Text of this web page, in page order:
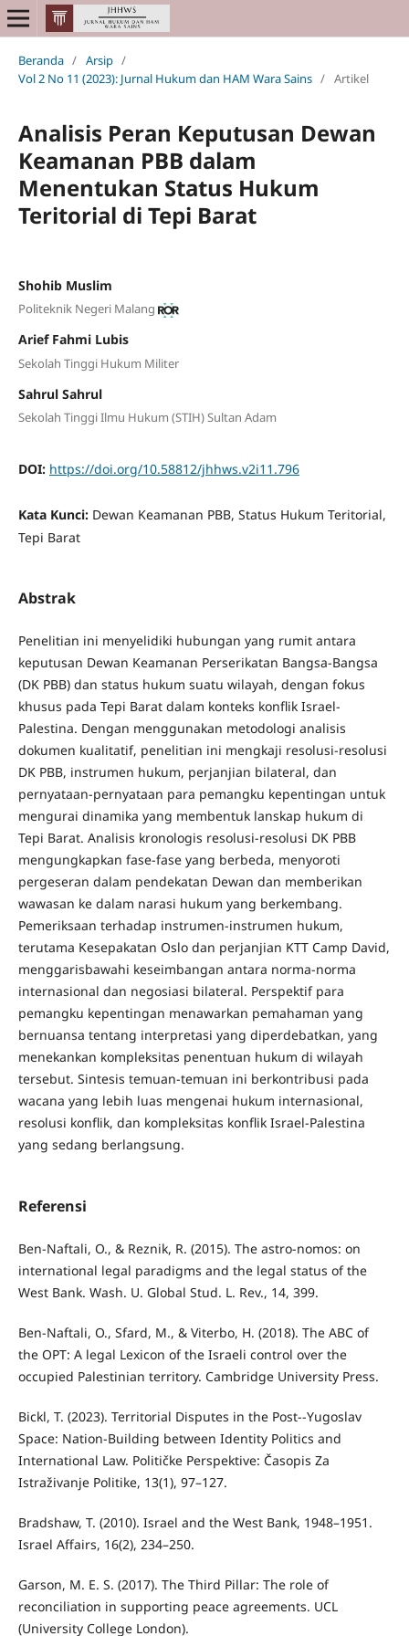
Beranda / Arsip /
Vol 2 No 11 (2023): Jurnal Hukum dan HAM Wara Sains / Artikel
Analisis Peran Keputusan Dewan
Keamanan PBB dalam
Menentukan Status Hukum
Teritorial di Tepi Barat
Shohib Muslim
Politeknik Negeri Malang
Arief Fahmi Lubis
Sekolah Tinggi Hukum Militer
Sahrul Sahrul
Sekolah Tinggi Ilmu Hukum (STIH) Sultan Adam
DOI: https://doi.org/10.58812/jhhws.v2i11.796
Kata Kunci: Dewan Keamanan PBB, Status Hukum Teritorial,
Tepi Barat
Abstrak
Penelitian ini menyelidiki hubungan yang rumit antara
keputusan Dewan Keamanan Perserikatan Bangsa-Bangsa
(DK PBB) dan status hukum suatu wilayah, dengan fokus
khusus pada Tepi Barat dalam konteks konflik Israel-
Palestina. Dengan menggunakan metodologi analisis
dokumen kualitatif, penelitian ini mengkaji resolusi-resolusi
DK PBB, instrumen hukum, perjanjian bilateral, dan
pernyataan-pernyataan para pemangku kepentingan untuk
mengurai dinamika yang membentuk lanskap hukum di
Tepi Barat. Analisis kronologis resolusi-resolusi DK PBB
mengungkapkan fase-fase yang berbeda, menyoroti
pergeseran dalam pendekatan Dewan dan memberikan
wawasan ke dalam narasi hukum yang berkembang.
Pemeriksaan terhadap instrumen-instrumen hukum,
terutama Kesepakatan Oslo dan perjanjian KTT Camp David,
menggarisbawahi keseimbangan antara norma-norma
internasional dan negosiasi bilateral. Perspektif para
pemangku kepentingan menawarkan pemahaman yang
bernuansa tentang interpretasi yang diperdebatkan, yang
menekankan kompleksitas penentuan hukum di wilayah
tersebut. Sintesis temuan-temuan ini berkontribusi pada
wacana yang lebih luas mengenai hukum internasional,
resolusi konflik, dan kompleksitas konflik Israel-Palestina
yang sedang berlangsung.
Referensi
Ben-Naftali, O., & Reznik, R. (2015). The astro-nomos: on
international legal paradigms and the legal status of the
West Bank. Wash. U. Global Stud. L. Rev., 14, 399.
Ben-Naftali, O., Sfard, M., & Viterbo, H. (2018). The ABC of
the OPT: A legal Lexicon of the Israeli control over the
occupied Palestinian territory. Cambridge University Press.
Bickl, T. (2023). Territorial Disputes in the Post--Yugoslav
Space: Nation-Building between Identity Politics and
International Law. Političke Perspektive: Časopis Za
Istraživanje Politike, 13(1), 97–127.
Bradshaw, T. (2010). Israel and the West Bank, 1948–1951.
Israel Affairs, 16(2), 234–250.
Garson, M. E. S. (2017). The Third Pillar: The role of
reconciliation in supporting peace agreements. UCL
(University College London).